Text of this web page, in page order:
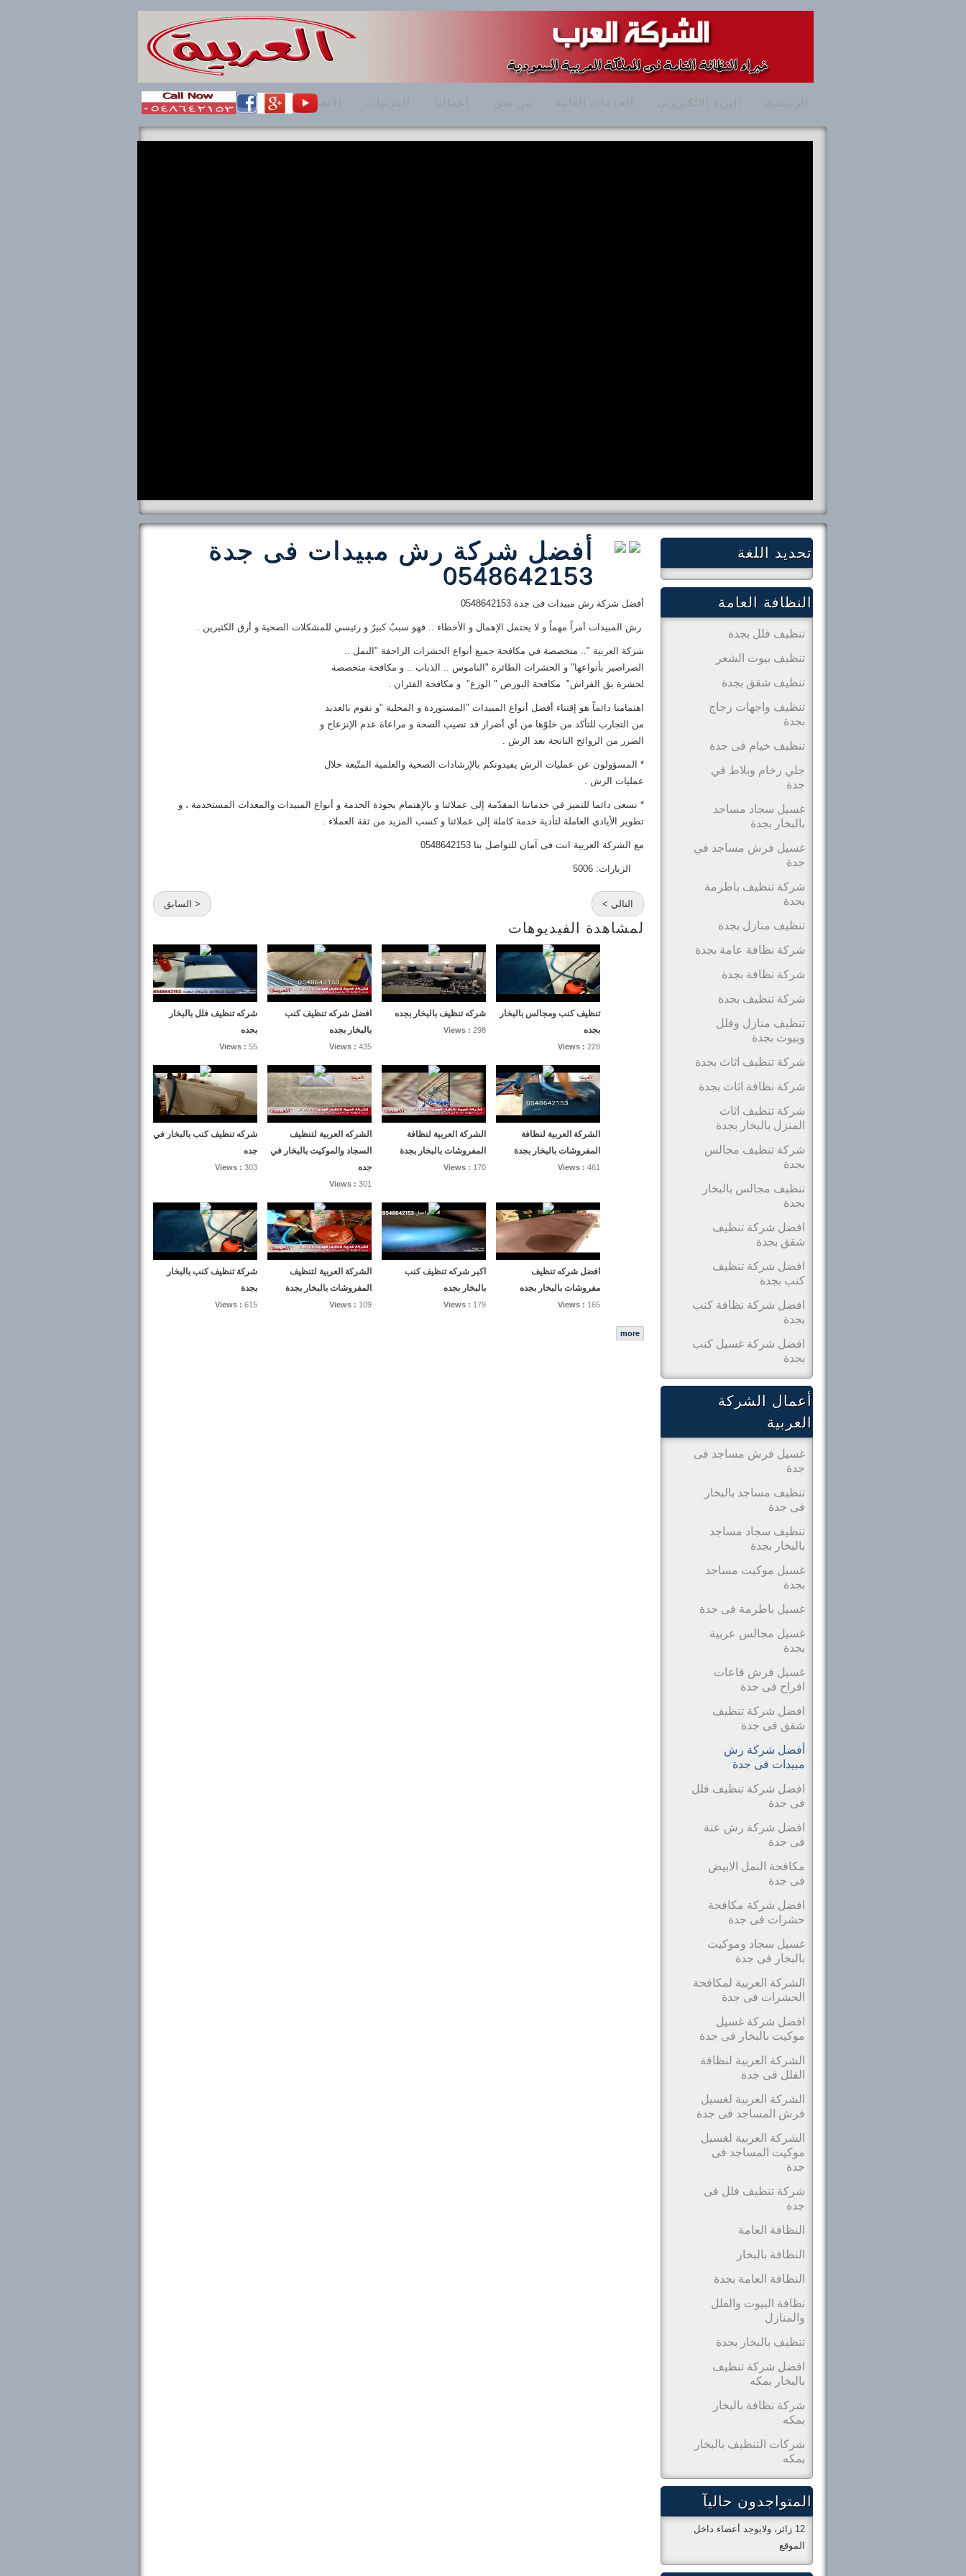
الرئيسية البريد الالكترونى الخدمات العامة من نحن أعمالنا المرئيات الاتصال بنا
أفضل شركة رش مبيدات فى جدة
0548642153
أفضل شركة رش مبيدات فى جدة 0548642153
رش المبيدات أمراً مهماً و لا يحتمل الإهمال و الأخطاء .. فهو سببٌ كبيرٌ و رئيسي للمشكلات الصحية و أرق الكثيرين .
شركة العربية ".. متخصصة في مكافحة جميع أنواع الحشرات الزاحفة "النمل ..
الصراصير بأنواعها" و الحشرات الطائرة "الناموس .. الذباب .. و مكافحة متخصصة
لحشرة بق الفراش" مكافحة البورص " الوزغ" و مكافحة الفئران .
اهتمامنا دائماً هو إقتناء أفضل أنواع المبيدات "المستوردة و المحلية "و نقوم بالعديد
من التجارب للتأكد من خلوّها من أي أضرار قد تصيب الصحة و مراعاة عدم الإنزعاج و
الضرر من الروائح الناتجة بعد الرش .
* المسؤولون عن عمليات الرش يفيدونكم بالإرشادات الصحية والعلمية المتّبعة خلال
عمليات الرش .
* نسعى دائما للتميز في خدماتنا المقدّمة إلى عملائنا و بالإهتمام بجودة الخدمة و أنواع المبيدات والمعدات المستخدمة ، و
تطوير الأيادي العاملة لتأدية خدمة كاملة إلى عملائنا و كسب المزيد من ثقة العملاء .
مع الشركة العربية انت فى آمان للتواصل بنا 0548642153
الزيارات: 5006
< السابق التالي >
لمشاهدة الفيديوهات
شركه تنظيف فلل بالبخار
بجده
Views : 55
افضل شركه تنظيف كنب
بالبخار بجده
Views : 435
شركه تنظيف بالبخار بجده
Views : 298
تنظيف كنب ومجالس بالبخار
بجده
Views : 228
شركه تنظيف كنب بالبخار في
جده
Views : 303
الشركه العربية لتنظيف
السجاد والموكيت بالبخار في
جده
Views : 301
الشركة العربية لنظافة
المفروشات بالبخار بجدة
Views : 170
الشركة العربية لنظافة
المفروشات بالبخار بجدة
Views : 461
شركة تنظيف كنب بالبخار
بجدة
Views : 615
الشركة العربية لتنظيف
المفروشات بالبخار بجدة
Views : 109
اكبر شركه تنظيف كنب
بالبخار بجده
Views : 179
افضل شركه تنظيف
مفروشات بالبخار بجده
Views : 165
more
تحديد اللغة
النظافة العامة
تنظيف فلل بجدة
تنظيف بيوت الشعر
تنظيف شقق بجدة
تنظيف واجهات زجاج
بجدة
تنظيف خيام فى جدة
جلي رخام وبلاط في
جدة
غسيل سجاد مساجد
بالبخار بجدة
غسيل فرش مساجد في
جدة
شركة تنظيف باطرمة
بجدة
تنظيف منازل بجدة
شركة نظافة عامة بجدة
شركة نظافة بجدة
شركة تنظيف بجدة
تنظيف منازل وفلل
وبيوت بجدة
شركة تنظيف اثاث بجدة
شركة نظافة اثاث بجدة
شركة تنظيف اثاث
المنزل بالبخار بجدة
شركة تنظيف مجالس
بجدة
تنظيف مجالس بالبخار
بجدة
افضل شركة تنظيف
شقق بجدة
افضل شركة تنظيف
كنب بجدة
افضل شركة نظافة كنب
بجدة
افضل شركة غسيل كنب
بجدة
أعمال الشركة
العربية
غسيل فرش مساجد فى
جدة
تنظيف مساجد بالبخار
فى جدة
تنظيف سجاد مساجد
بالبخار بجدة
غسيل موكيت مساجد
بجدة
غسيل باطرمة فى جدة
غسيل مجالس عربية
بجدة
غسيل فرش قاعات
افراح فى جدة
افضل شركة تنظيف
شقق فى جدة
أفضل شركة رش
مبيدات فى جدة
افضل شركة تنظيف فلل
فى جدة
افضل شركة رش عتة
فى جدة
مكافحة النمل الابيض
فى جدة
افضل شركة مكافحة
حشرات فى جدة
غسيل سجاد وموكيت
بالبخار فى جدة
الشركة العربية لمكافحة
الحشرات فى جدة
افضل شركة غسيل
موكيت بالبخار فى جدة
الشركة العربية لنظافة
الفلل فى جدة
الشركة العربية لغسيل
فرش المساجد فى جدة
الشركة العربية لغسيل
موكيت المساجد فى
جدة
شركة تنظيف فلل فى
جدة
النظافة العامة
النظافة بالبخار
النظافة العامة بجدة
نظافة البيوت والفلل
والمنازل
تنظيف بالبخار بجدة
افضل شركة تنظيف
بالبخار بمكه
شركة نظافة بالبخار
بمكه
شركات التنظيف بالبخار
بمكه
المتواجدون حاليآ
12 زائر، ولايوجد أعضاء داخل
الموقع